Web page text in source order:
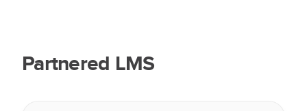
Partnered LMS